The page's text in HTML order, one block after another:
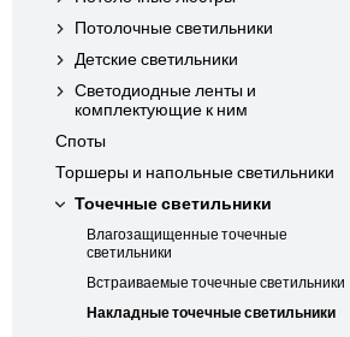
Потолочные светильники
Детские светильники
Светодиодные ленты и
комплектующие к ним
Споты
Торшеры и напольные светильники
Точечные светильники
Влагозащищенные точечные
светильники
Встраиваемые точечные светильники
Накладные точечные светильники